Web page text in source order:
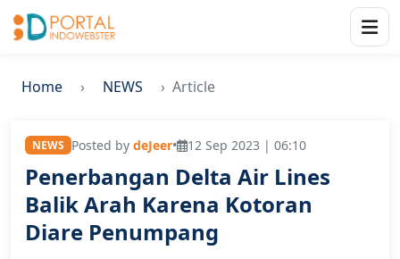
Home NEWS Article
NEWS Posted by deJeer• 12 Sep 2023 | 06:10
Penerbangan Delta Air Lines
Balik Arah Karena Kotoran
Diare Penumpang